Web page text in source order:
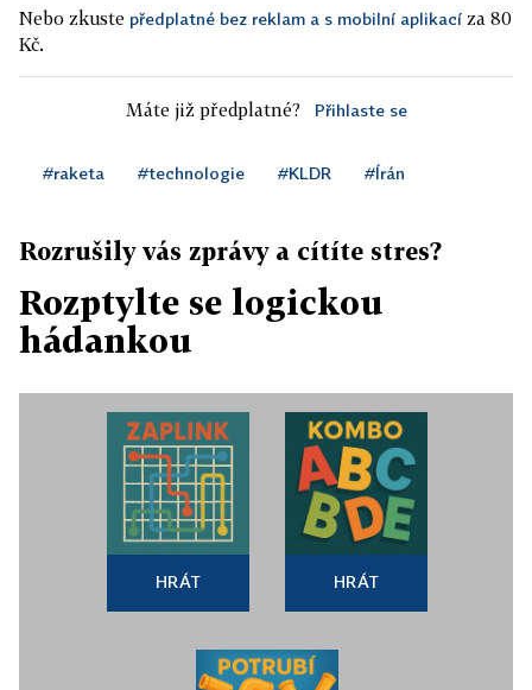
Nebo zkuste předplatné bez reklam a s mobilní aplikací za 80
Kč.
Máte již předplatné? Přihlaste se
#raketa #technologie #KLDR #Írán
Rozrušily vás zprávy a cítíte stres?
Rozptylte se logickou
hádankou
HRÁT HRÁT